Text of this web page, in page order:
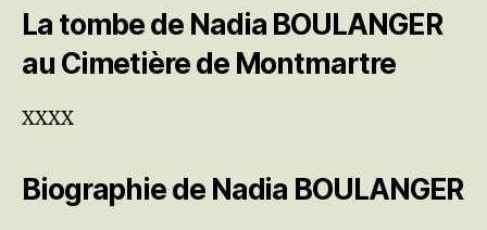
La tombe de Nadia BOULANGER
au Cimetière de Montmartre
XXXX
Biographie de Nadia BOULANGER